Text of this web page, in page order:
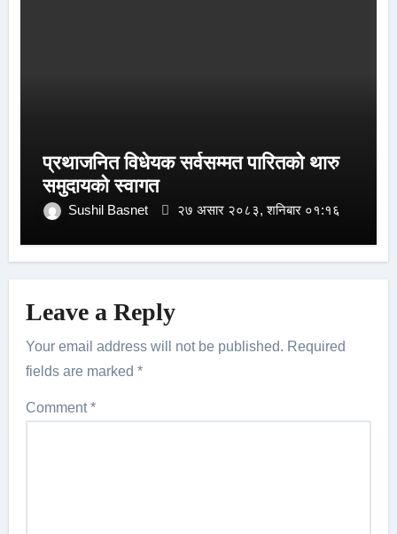
प्रथाजनित विधेयक सर्वसम्मत पारितको थारु
समुदायको स्वागत
Sushil Basnet २७ असार २०८३, शनिबार ०१:१६
Leave a Reply
Your email address will not be published. Required
fields are marked*
Comment*